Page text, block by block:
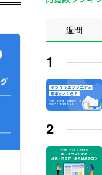
週間